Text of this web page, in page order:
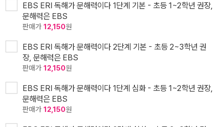
EBS ERI 독해가 문해력이다 1단계 기본 - 초등 1~2학년 권장,
문해력은 EBS
판매가 12,150원
EBS ERI 독해가 문해력이다 2단계 기본 - 초등 2~3학년 권
장, 문해력은 EBS
판매가 12,150원
EBS ERI 독해가 문해력이다 1단계 심화 - 초등 1~2학년 권장,
문해력은 EBS
판매가 12,150원